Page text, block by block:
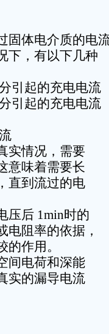
固体电介质的电
下，有以下几种
引起的充电电流
引起的充电电流
实情况，需要
意味着需要长
直到流过的电
压后 1min时的
电阻率的依据，
作用。
间电荷和深能
实的漏导电流